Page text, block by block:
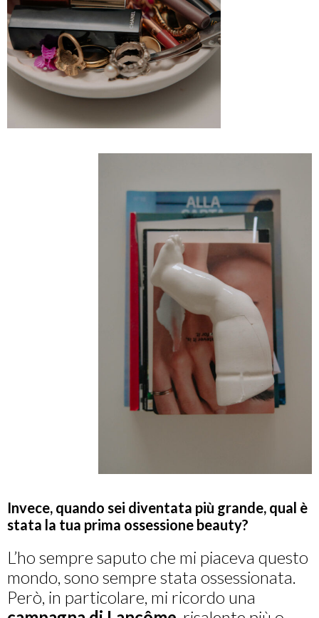
Invece, quando sei diventata più grande, qual è
stata la tua prima ossessione beauty?
L’ho sempre saputo che mi piaceva questo
mondo, sono sempre stata ossessionata.
Però, in particolare, mi ricordo una